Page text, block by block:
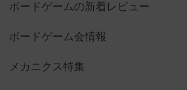
ボードゲームの新着レビュー
ボードゲーム会情報
メカニクス特集